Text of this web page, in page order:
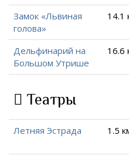
Замок «Львиная
голова»
14.1
Дельфинарий на
Большом Утрише
16.6
Театры
Летняя Эстрада 1.5